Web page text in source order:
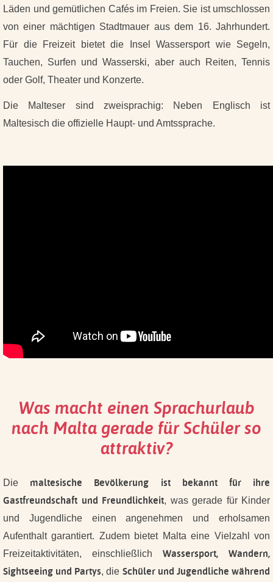
Läden und gemütlichen Cafés im Freien. Sie ist umschlossen
von einer mächtigen Stadtmauer aus dem 16. Jahrhundert.
Für die Freizeit bietet die Insel Wassersport wie Segeln,
Tauchen, Surfen und Wasserski, aber auch Reiten, Tennis
oder Golf, Theater und Konzerte.
Die Malteser sind zweisprachig: Neben Englisch ist
Maltesisch die offizielle Haupt- und Amtssprache.
Was macht einen Sprachurlaub
nach Malta gerade für Schüler so
attraktiv?
Die maltesische Bevölkerung ist bekannt für ihre
Gastfreundschaft und Freundlichkeit, was gerade für Kinder
und Jugendliche einen angenehmen und erholsamen
Aufenthalt garantiert. Zudem bietet Malta eine Vielzahl von
Freizeitaktivitäten, einschließlich Wassersport, Wandern,
Sightseeing und Partys, die Schüler und Jugendliche während